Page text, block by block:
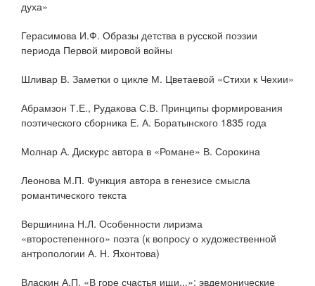
духа»
Герасимова И.Ф. Образы детства в русской поэзии
периода Первой мировой войны
Шливар В. Заметки о цикле М. Цветаевой «Стихи к Чехии»
Абрамзон Т.Е., Рудакова С.В. Принципы формирования
поэтического сборника Е. А. Боратынского 1835 года
Молнар А. Дискурс автора в «Романе» В. Сорокина
Леонова М.П. Функция автора в генезисе смысла
романтического текста
Вершинина Н.Л. Особенности лиризма
«второстепенного» поэта (к вопросу о художественной
антропологии А. Н. Яхонтова)
Власкин А.П. «В горе счастья ищи...»: эвдемонические